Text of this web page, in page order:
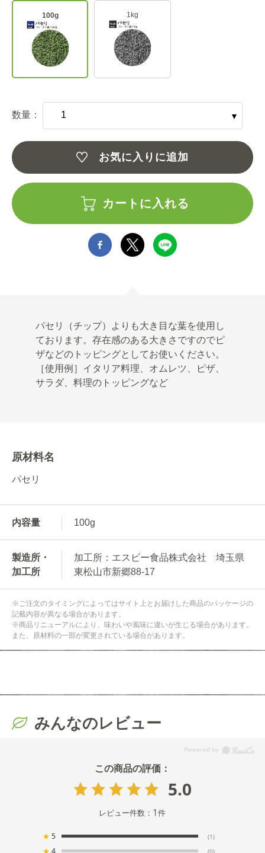
100g 1kg
数量：
お気に入りに追加
カートに入れる
パセリ（チップ）よりも大き目な葉を使用し
ております。存在感のある大きさですのでピ
ザなどのトッピングとしてお使いください。
［使用例］イタリア料理、オムレツ、ピザ、
サラダ、料理のトッピングなど
原材料名
パセリ
内容量 100g
製造所・
加工所
加工所：エスビー食品株式会社 埼玉県
東松山市新郷88-17
※ご注文のタイミングによってはサイト上とお届けした商品のパッケージの
記載内容が異なる場合があります。
※商品リニューアルにより、味わいや風味に違いが生じる場合があります。
また、原材料の一部が変更されている場合があります。
みんなのレビュー
5.0
レビュー件数： 1件
★ 5 (1)
★ 4 (0)